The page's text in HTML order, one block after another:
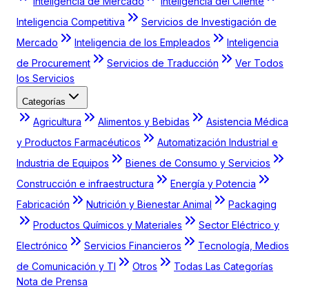
Inteligencia Competitiva
Servicios de Investigación de
Mercado
Inteligencia de los Empleados
Inteligencia
de Procurement
Servicios de Traducción
Ver Todos
los Servicios
Categorías
Agricultura Alimentos y Bebidas
Asistencia Médica
y Productos Farmacéuticos
Automatización Industrial e
Industria de Equipos
Bienes de Consumo y Servicios
Construcción e infraestructura
Energía y Potencia
Fabricación
Nutrición y Bienestar Animal
Packaging
Productos Químicos y Materiales
Sector Eléctrico y
Electrónico
Servicios Financieros
Tecnología, Medios
de Comunicación y TI
Otros
Todas Las Categorías
Nota de Prensa